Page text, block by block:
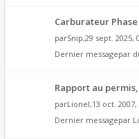
Carburateur Phase
parSnip,29 sept. 2025,
Dernier messagepar
Rapport au
parLionel,13 oct. 2007,
Dernier messagepar